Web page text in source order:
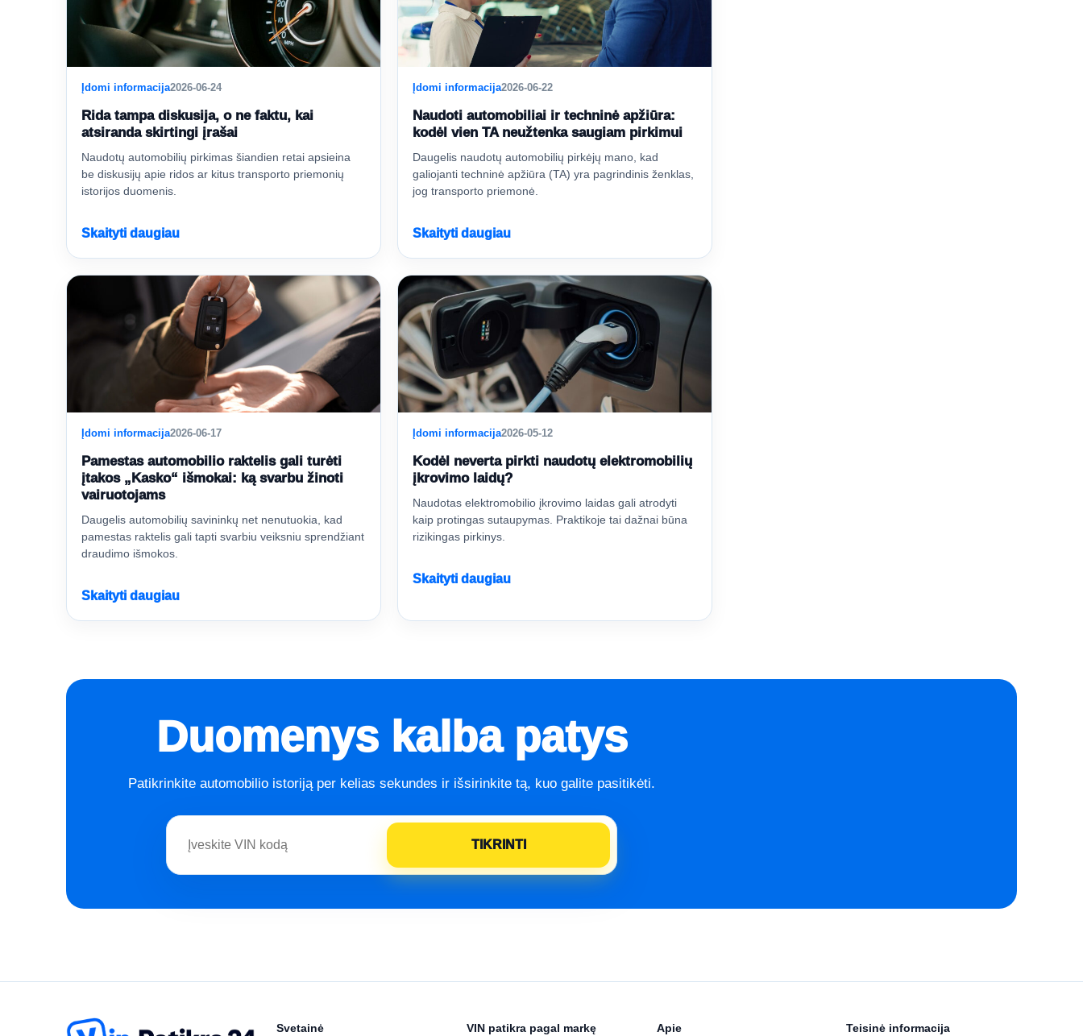
Įdomi informacija2026-06-24
Rida tampa diskusija, o ne faktu, kai
atsiranda skirtingi įrašai
Naudotų automobilių pirkimas šiandien retai apsieina
be diskusijų apie ridos ar kitus transporto priemonių
istorijos duomenis.
Skaityti daugiau
Įdomi informacija2026-06-22
Naudoti automobiliai ir techninė apžiūra:
kodėl vien TA neužtenka saugiam pirkimui
Daugelis naudotų automobilių pirkėjų mano, kad
galiojanti techninė apžiūra (TA) yra pagrindinis ženklas,
jog transporto priemonė.
Skaityti daugiau
Įdomi informacija2026-06-17
Pamestas automobilio raktelis gali turėti
įtakos „Kasko“ išmokai: ką svarbu žinoti
vairuotojams
Daugelis automobilių savininkų net nenutuokia, kad
pamestas raktelis gali tapti svarbiu veiksniu sprendžiant
draudimo išmokos.
Skaityti daugiau
Įdomi informacija2026-05-12
Kodėl neverta pirkti naudotų elektromobilių
įkrovimo laidų?
Naudotas elektromobilio įkrovimo laidas gali atrodyti
kaip protingas sutaupymas. Praktikoje tai dažnai būna
rizikingas pirkinys.
Skaityti daugiau
Duomenys kalba patys
Patikrinkite automobilio istoriją per kelias sekundes ir išsirinkite tą, kuo galite pasitikėti.
Svetainė VIN patikra pagal markę Apie Teisinė informacija